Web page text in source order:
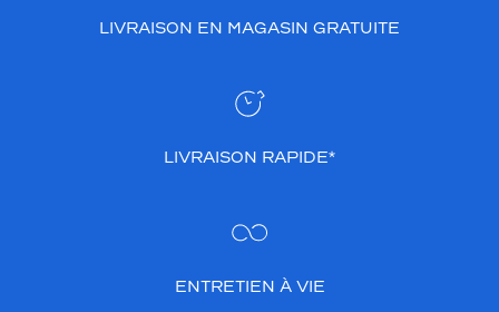
LIVRAISON EN MAGASIN GRATUITE
LIVRAISON RAPIDE*
ENTRETIEN À VIE